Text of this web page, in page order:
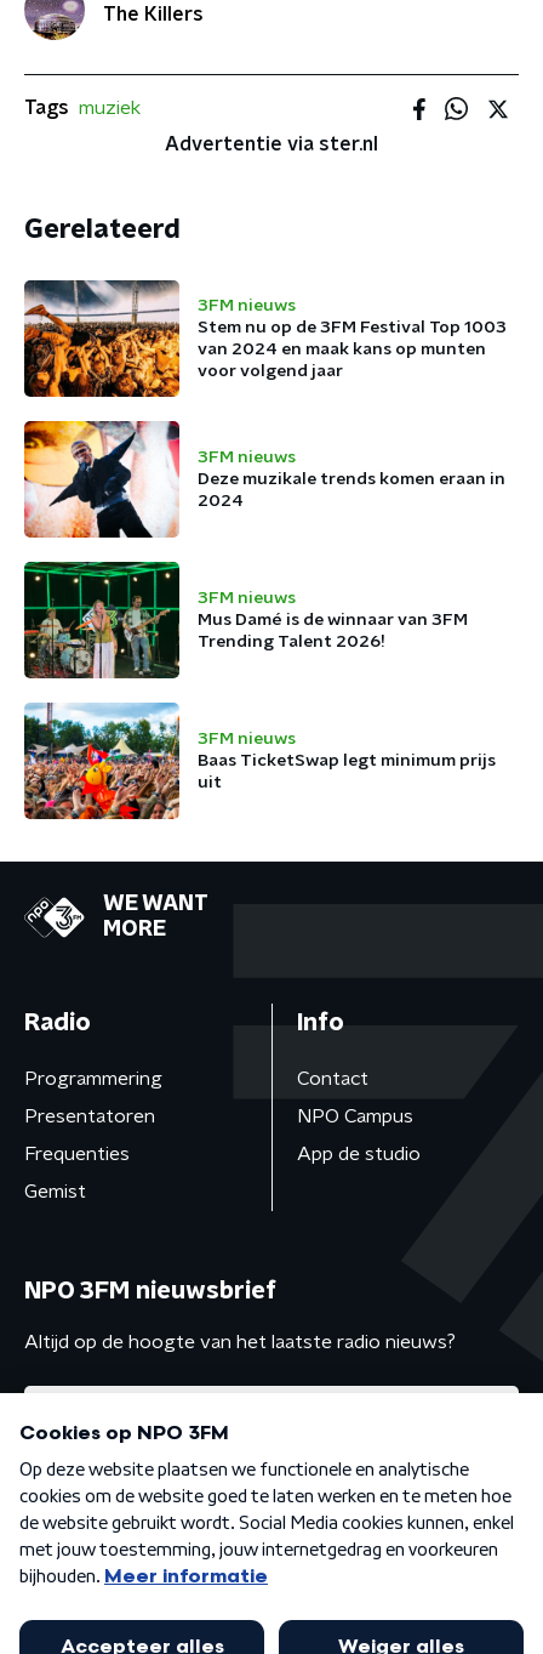
The Killers
Tags muziek
Advertentie via ster.nl
Gerelateerd
3FM nieuws
Stem nu op de 3FM Festival Top 1003
van 2024 en maak kans op munten
voor volgend jaar
3FM nieuws
Deze muzikale trends komen eraan in
2024
3FM nieuws
Mus Damé is de winnaar van 3FM
Trending Talent 2026!
3FM nieuws
Baas TicketSwap legt minimum prijs
uit
WE WANT
MORE
Radio
Programmering
Presentatoren
Frequenties
Gemist
Info
Contact
NPO Campus
App de studio
NPO 3FM nieuwsbrief
Altijd op de hoogte van het laatste radio nieuws?
Algemene voorwaarden Privacybeleid